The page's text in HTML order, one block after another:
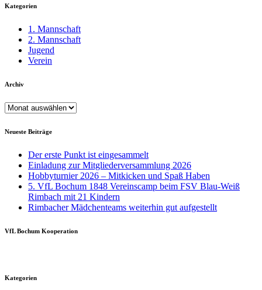
Kategorien
1. Mannschaft
2. Mannschaft
Jugend
Verein
Archiv
Archiv
Neueste Beiträge
Der erste Punkt ist eingesammelt
Einladung zur Mitgliederversammlung 2026
Hobbyturnier 2026 – Mitkicken und Spaß Haben
5. VfL Bochum 1848 Vereinscamp beim FSV Blau-Weiß
Rimbach mit 21 Kindern
Rimbacher Mädchenteams weiterhin gut aufgestellt
VfL Bochum Kooperation
Kategorien